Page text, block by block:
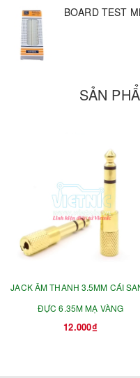
BOARD TEST
SẢN
JACK ÂM THANH 3.5MM CÁI
ĐỰC 6.35M MẠ VÀNG
12.000₫